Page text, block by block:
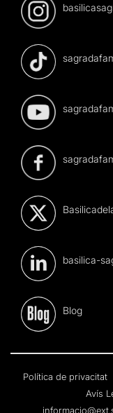
basilica-
Blog
Política de privacitat
Avís